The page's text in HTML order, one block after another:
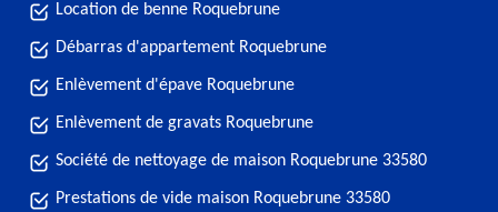
Location de benne Roquebrune
Débarras d'appartement Roquebrune
Enlèvement d'épave Roquebrune
Enlèvement de gravats Roquebrune
Société de nettoyage de maison Roquebrune 33580
Prestations de vide maison Roquebrune 33580